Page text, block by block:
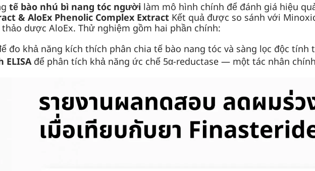
tế bào nhú bì nang tóc người làm mô hình chính để đánh giá hiệu
& AloEx Phenolic Complex Extract Kết quả được so sánh với
dược AloEx. Thử nghiệm gồm hai phần chính:
đo khả năng kích thích phân chia tế bào nang tóc và sàng lọc độc tính
ELISAđể phân tích khả năng ức chế 5α-reductase — một tác nhân